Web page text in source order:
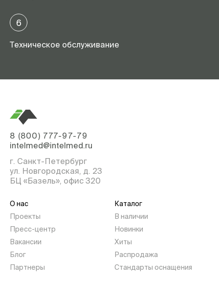
6
Техническое обслуживание
8 (800) 777-97-79
intelmed@intelmed.ru
г. Санкт-Петербург
ул. Новгородская, д. 23
БЦ «Базель», офис 320
О нас
Проекты
Пресс-центр
Вакансии
Блог
Партнеры
Каталог
В наличии
Новинки
Хиты
Распродажа
Стандарты оснащения